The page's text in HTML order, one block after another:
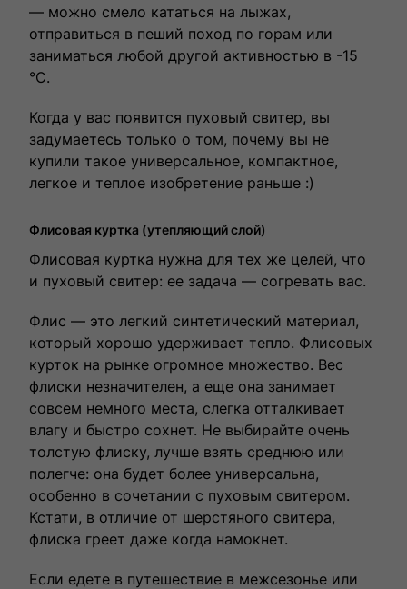
— можно смело кататься на лыжах,
отправиться в пеший поход по горам или
заниматься любой другой активностью в -15
°C.
Когда у вас появится пуховый свитер, вы
задумаетесь только о том, почему вы не
купили такое универсальное, компактное,
легкое и теплое изобретение раньше :)
Флисовая куртка (утепляющий слой)
Флисовая куртка нужна для тех же целей, что
и пуховый свитер: ее задача — согревать вас.
Флис — это легкий синтетический материал,
который хорошо удерживает тепло. Флисовых
курток на рынке огромное множество. Вес
флиски незначителен, а еще она занимает
совсем немного места, слегка отталкивает
влагу и быстро сохнет. Не выбирайте очень
толстую флиску, лучше взять среднюю или
полегче: она будет более универсальна,
особенно в сочетании с пуховым свитером.
Кстати, в отличие от шерстяного свитера,
флиска греет даже когда намокнет.
Если едете в путешествие в межсезонье или